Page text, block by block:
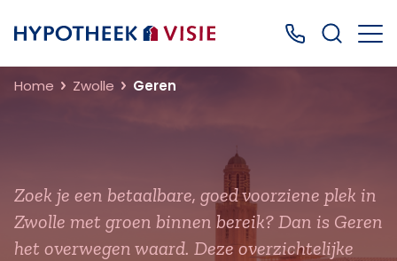
Terug naar home Bel ons: 0499
Home Zwolle Geren
Zoek je een betaalbare, goed voorziene plek in
Zwolle met groen binnen bereik? Dan is Geren
het overwegen waard. Deze overzichtelijke